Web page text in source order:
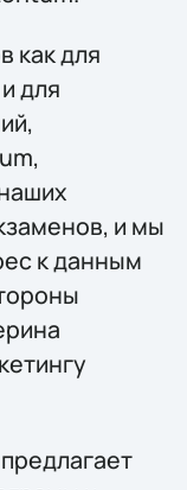
как для
для
и мы
к данным